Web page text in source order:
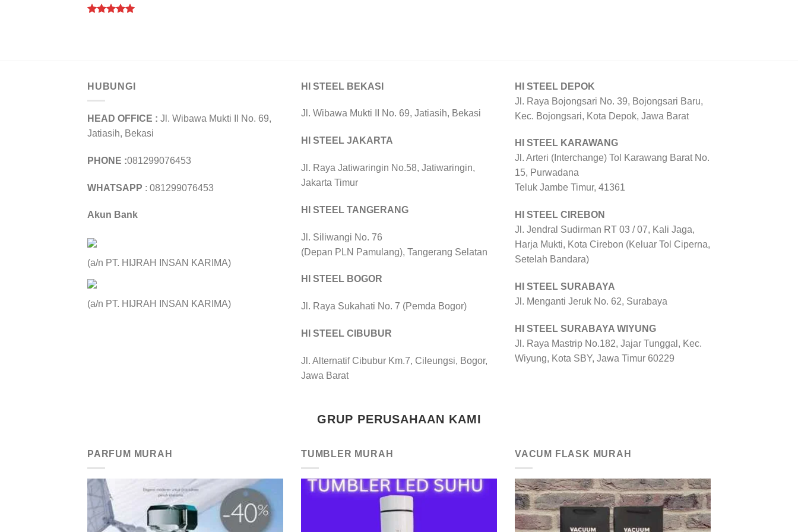
HUBUNGI
HEAD OFFICE : Jl. Wibawa Mukti II No. 69,
Jatiasih, Bekasi
PHONE :081299076453
WHATSAPP : 081299076453
Akun Bank
(a/n PT. HIJRAH INSAN KARIMA)
(a/n PT. HIJRAH INSAN KARIMA)
HI STEEL BEKASI
Jl. Wibawa Mukti II No. 69, Jatiasih, Bekasi
HI STEEL JAKARTA
Jl. Raya Jatiwaringin No.58, Jatiwaringin,
Jakarta Timur
HI STEEL TANGERANG
Jl. Siliwangi No. 76
(Depan PLN Pamulang), Tangerang Selatan
HI STEEL BOGOR
Jl. Raya Sukahati No. 7 (Pemda Bogor)
HI STEEL CIBUBUR
Jl. Alternatif Cibubur Km.7, Cileungsi, Bogor,
Jawa Barat
HI STEEL DEPOK
Jl. Raya Bojongsari No. 39, Bojongsari Baru,
Kec. Bojongsari, Kota Depok, Jawa Barat
HI STEEL KARAWANG
Jl. Arteri (Interchange) Tol Karawang Barat No.
15, Purwadana
Teluk Jambe Timur, 41361
HI STEEL CIREBON
Jl. Jendral Sudirman RT 03 / 07, Kali Jaga,
Harja Mukti, Kota Cirebon (Keluar Tol Ciperna,
Setelah Bandara)
HI STEEL SURABAYA
Jl. Menganti Jeruk No. 62, Surabaya
HI STEEL SURABAYA WIYUNG
Jl. Raya Mastrip No.182, Jajar Tunggal, Kec.
Wiyung, Kota SBY, Jawa Timur 60229
GRUP PERUSAHAAN KAMI
PARFUM MURAH TUMBLER MURAH VACUM FLASK MURAH